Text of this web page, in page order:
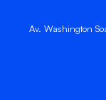
Av. Washington